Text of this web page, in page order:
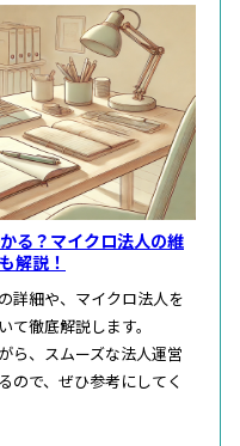
る？マイクロ法人の維
解説！
詳細や、マイクロ法人を
徹底解説します。
ら、スムーズな法人運営
ので、ぜひ参考にしてく